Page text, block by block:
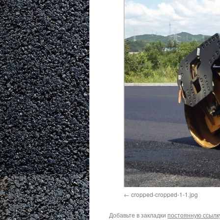
cropped-cropped-1-1.jpg
Добавьте в закладки постоянную